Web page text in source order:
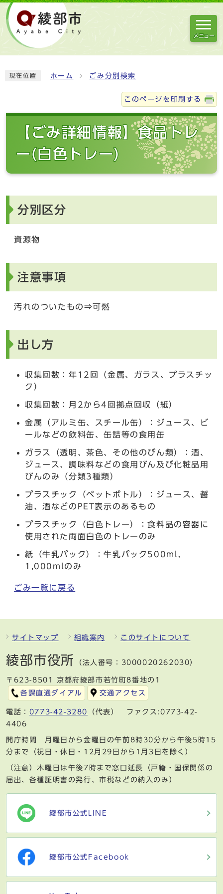
メニュー
現在位置 ホーム ごみ分別検索
このページを印刷する
【ごみ詳細情報】食品トレ
ー(白色トレー)
分別区分
資源物
注意事項
汚れのついたもの⇒可燃
出し方
収集回数：年12回（金属、ガラス、プラスチッ
ク）
収集回数：月2から4回拠点回収（紙）
金属（アルミ缶、スチール缶）：ジュース、ビ
ールなどの飲料缶、缶詰等の食用缶
ガラス（透明、茶色、その他のびん類）：酒、
ジュース、調味料などの食用びん及び化粧品用
びんのみ（分類3種類）
プラスチック（ペットボトル）：ジュース、醤
油、酒などのPET表示のあるもの
プラスチック（白色トレー）：食料品の容器に
使用された両面白色のトレーのみ
紙（牛乳パック）：牛乳パック500ml、
1,000mlのみ
ごみ一覧に戻る
サイトマップ 組織案内 このサイトについて
綾部市役所 （法人番号：3000020262030）
〒623-8501 京都府綾部市若竹町8番地の1
各課直通ダイアル
交通アクセス
電話： 0773-42-3280
（代表） ファクス:0773-42-
4406
開庁時間 月曜日から金曜日の午前8時30分から午後5時15
分まで（祝日・休日・12月29日から1月3日を除く）
（注意）木曜日は午後7時まで窓口延長（戸籍・国保関係の
届出、各種証明書の発行、市税などの納入のみ）
綾部市公式LINE
綾部市公式Facebook